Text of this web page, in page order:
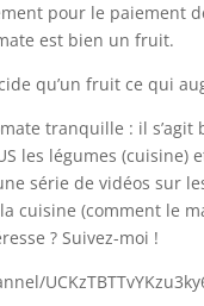
pour le paiement
est bien un fruit.
qu’un fruit ce qui
tranquille : il
les légumes
série de vidéos sur
cuisine (comment le
? Suivez-moi !